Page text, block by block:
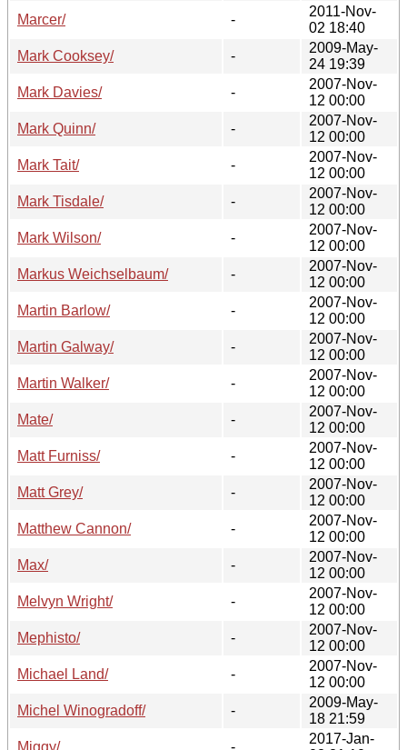
Marcer/
-
2011-Nov-
02 18:40
Mark Cooksey/
-
2009-May-
24 19:39
Mark Davies/
-
2007-Nov-
12 00:00
Mark Quinn/
-
2007-Nov-
12 00:00
Mark Tait/
-
2007-Nov-
12 00:00
Mark Tisdale/
-
2007-Nov-
12 00:00
Mark Wilson/
-
2007-Nov-
12 00:00
Markus Weichselbaum/
-
2007-Nov-
12 00:00
Martin Barlow/
-
2007-Nov-
12 00:00
Martin Galway/
-
2007-Nov-
12 00:00
Martin Walker/
-
2007-Nov-
12 00:00
Mate/
-
2007-Nov-
12 00:00
Matt Furniss/
-
2007-Nov-
12 00:00
Matt Grey/
-
2007-Nov-
12 00:00
Matthew Cannon/
-
2007-Nov-
12 00:00
Max/
-
2007-Nov-
12 00:00
Melvyn Wright/
-
2007-Nov-
12 00:00
Mephisto/
-
2007-Nov-
12 00:00
Michael Land/
-
2007-Nov-
12 00:00
Michel Winogradoff/
-
2009-May-
18 21:59
Miggy/
-
2017-Jan-